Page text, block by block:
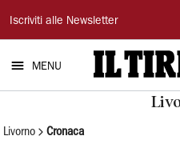
Il
Tirreno
Iscriviti alle Newsletter
MENU
Livorno Cronaca